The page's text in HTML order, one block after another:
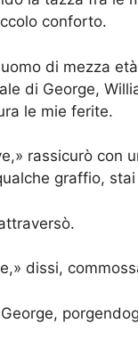
conforto.
di mezza
di George,
le mie ferite.
rassicurò con
graffio,
dissi,